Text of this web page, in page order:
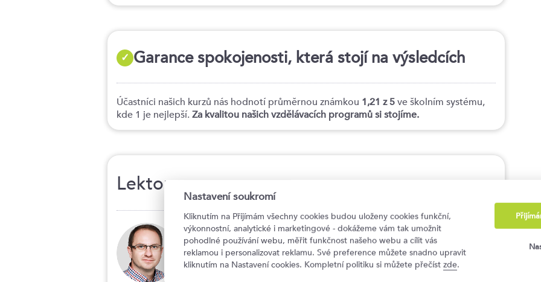
✓ Garance spokojenosti, která stojí na výsledcích
Účastníci našich kurzů nás hodnotí průměrnou známkou 1,21 z 5ve školním systému,
kde 1 je nejlepší. Za kvalitou našich vzdělávacích programů si stojíme.
Lektor
Martin Zbránek
Lektor a kouč se specializací na vedení lidí, trénink nových manažerů a budování návyků
Od roku 2008 se věnuji lektorské činnosti, personalistickému poradenství a
Nastavení soukromí
Kliknutím na Přijímám všechny cookies budou uloženy cookies funkční,
výkonnostní, analytické i marketingové - dokážeme vám tak umožnit
pohodlné používání webu, měřit funkčnost našeho webu a cílit vás
reklamou i personalizovat reklamu. Své preference můžete snadno upravit
kliknutím na Nastavení cookies. Kompletní politiku si můžete přečíst zde.